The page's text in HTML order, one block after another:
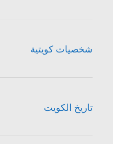
شخصيات كويتية
تاريخ الكويت